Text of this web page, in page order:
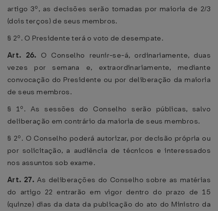
artigo 3º, as decisões serão tomadas por maioria de 2/3
(dois terços) de seus membros.
§ 2º. O Presidente terá o voto de desempate.
Art. 26. O Conselho reunir-se-á, ordinariamente, duas
vezes por semana e, extraordinariamente, mediante
convocação do Presidente ou por deliberação da maioria
de seus membros.
§ 1º. As sessões do Conselho serão públicas, salvo
deliberação em contrário da maioria de seus membros.
§ 2º. O Conselho poderá autorizar, por decisão própria ou
por solicitação, a audiência de técnicos e interessados
nos assuntos sob exame.
Art. 27. As deliberações do Conselho sobre as matérias
do artigo 22 entrarão em vigor dentro do prazo de 15
(quinze) dias da data da publicação do ato do Ministro da